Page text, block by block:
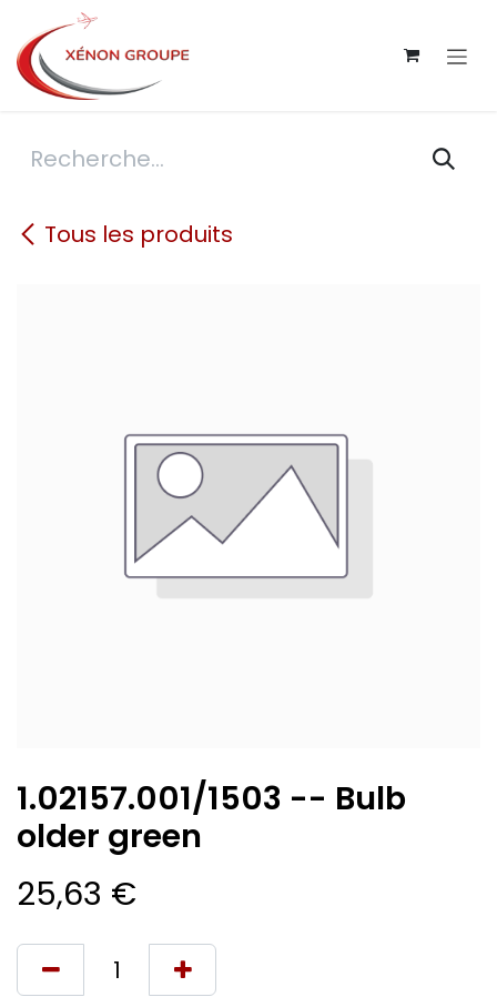
Se rendre au contenu
Tous les produits
1.02157.001/1503 -- Bulb
older green
25,63 €